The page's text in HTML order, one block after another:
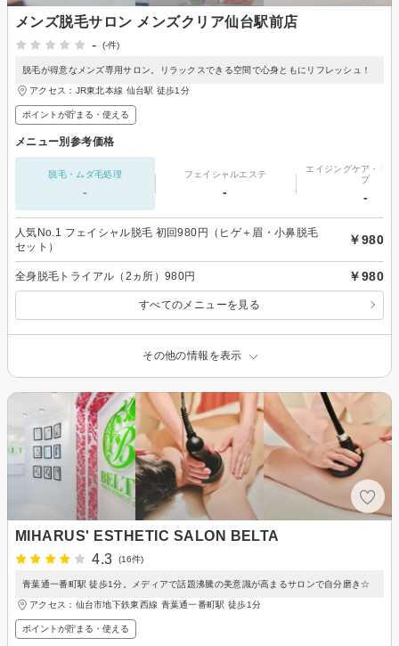
メンズ脱毛サロン メンズクリア仙台駅前店
-
(-件)
脱毛が得意なメンズ専用サロン。リラックスできる空間で心身ともにリフレッシュ！
アクセス：JR東北本線 仙台駅 徒歩1分
ポイントが貯まる・使える
メニュー別参考価格
脱毛・ムダ毛処理
-
フェイシャルエステ
-
エイジングケア・リ
プ
-
人気No.1 フェイシャル脱毛 初回980円（ヒゲ＋眉・小鼻脱毛
セット）
￥980
全身脱毛トライアル（2ヵ所）980円 ￥980
すべてのメニューを見る
その他の情報を表示
MIHARUS' ESTHETIC SALON BELTA
4.3
(16件)
青葉通一番町駅 徒歩1分。メディアで話題沸騰の美意識が高まるサロンで自分磨き☆
アクセス：仙台市地下鉄東西線 青葉通一番町駅 徒歩1分
ポイントが貯まる・使える